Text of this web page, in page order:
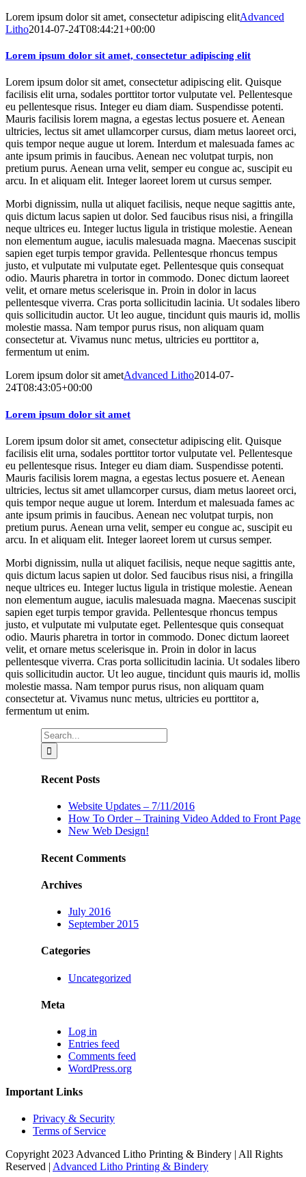
Lorem ipsum dolor sit amet, consectetur adipiscing elitAdvanced
Litho2014-07-24T08:44:21+00:00
Lorem ipsum dolor sit amet, consectetur adipiscing elit
Lorem ipsum dolor sit amet, consectetur adipiscing elit. Quisque
facilisis elit urna, sodales porttitor tortor vulputate vel. Pellentesque
eu pellentesque risus. Integer eu diam diam. Suspendisse potenti.
Mauris facilisis lorem magna, a egestas lectus posuere et. Aenean
ultricies, lectus sit amet ullamcorper cursus, diam metus laoreet orci,
quis tempor neque augue ut lorem. Interdum et malesuada fames ac
ante ipsum primis in faucibus. Aenean nec volutpat turpis, non
pretium purus. Aenean urna velit, semper eu congue ac, suscipit eu
arcu. In et aliquam elit. Integer laoreet lorem ut cursus semper.
Morbi dignissim, nulla ut aliquet facilisis, neque neque sagittis ante,
quis dictum lacus sapien ut dolor. Sed faucibus risus nisi, a fringilla
neque ultrices eu. Integer luctus ligula in tristique molestie. Aenean
non elementum augue, iaculis malesuada magna. Maecenas suscipit
sapien eget turpis tempor gravida. Pellentesque rhoncus tempus
justo, et vulputate mi vulputate eget. Pellentesque quis consequat
odio. Mauris pharetra in tortor in commodo. Donec dictum laoreet
velit, et ornare metus scelerisque in. Proin in dolor in lacus
pellentesque viverra. Cras porta sollicitudin lacinia. Ut sodales libero
quis sollicitudin auctor. Ut leo augue, tincidunt quis mauris id, mollis
molestie massa. Nam tempor purus risus, non aliquam quam
consectetur at. Vivamus nunc metus, ultricies eu porttitor a,
fermentum ut enim.
Lorem ipsum dolor sit ametAdvanced Litho2014-07-
24T08:43:05+00:00
Lorem ipsum dolor sit amet
Lorem ipsum dolor sit amet, consectetur adipiscing elit. Quisque
facilisis elit urna, sodales porttitor tortor vulputate vel. Pellentesque
eu pellentesque risus. Integer eu diam diam. Suspendisse potenti.
Mauris facilisis lorem magna, a egestas lectus posuere et. Aenean
ultricies, lectus sit amet ullamcorper cursus, diam metus laoreet orci,
quis tempor neque augue ut lorem. Interdum et malesuada fames ac
ante ipsum primis in faucibus. Aenean nec volutpat turpis, non
pretium purus. Aenean urna velit, semper eu congue ac, suscipit eu
arcu. In et aliquam elit. Integer laoreet lorem ut cursus semper.
Morbi dignissim, nulla ut aliquet facilisis, neque neque sagittis ante,
quis dictum lacus sapien ut dolor. Sed faucibus risus nisi, a fringilla
neque ultrices eu. Integer luctus ligula in tristique molestie. Aenean
non elementum augue, iaculis malesuada magna. Maecenas suscipit
sapien eget turpis tempor gravida. Pellentesque rhoncus tempus
justo, et vulputate mi vulputate eget. Pellentesque quis consequat
odio. Mauris pharetra in tortor in commodo. Donec dictum laoreet
velit, et ornare metus scelerisque in. Proin in dolor in lacus
pellentesque viverra. Cras porta sollicitudin lacinia. Ut sodales libero
quis sollicitudin auctor. Ut leo augue, tincidunt quis mauris id, mollis
molestie massa. Nam tempor purus risus, non aliquam quam
consectetur at. Vivamus nunc metus, ultricies eu porttitor a,
fermentum ut enim.
Search
for:
Recent Posts
Website Updates – 7/11/2016
How To Order – Training Video Added to Front Page
New Web Design!
Recent Comments
Archives
July 2016
September 2015
Categories
Uncategorized
Meta
Log in
Entries feed
Comments feed
WordPress.org
Important Links
Privacy & Security
Terms of Service
Copyright 2023 Advanced Litho Printing & Bindery | All Rights
Reserved | Advanced Litho Printing & Bindery